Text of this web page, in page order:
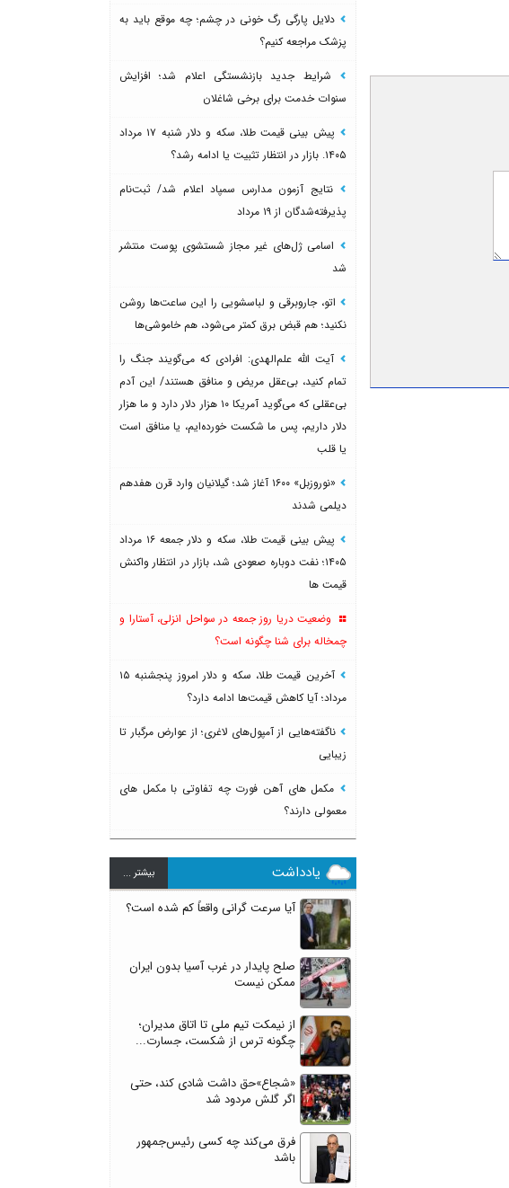
دلایل پارگی رگ خونی در چشم؛ چه موقع باید به
پزشک مراجعه کنیم؟
شرایط جدید بازنشستگی اعلام شد؛ افزایش
سنوات خدمت برای برخی شاغلان
پیش بینی قیمت طلا، سکه و دلار شنبه ۱۷ مرداد
۱۴۰۵. بازار در انتظار تثبیت یا ادامه رشد؟
نتایج آزمون مدارس سمپاد اعلام شد/ ثبت‌نام
پذیرفته‌شدگان از ۱۹ مرداد
اسامی ژل‌های غیر مجاز شستشوی پوست منتشر
شد
اتو، جاروبرقی و لباسشویی را این ساعت‌ها روشن
نکنید؛ هم قبض برق کمتر می‌شود، هم خاموشی‌ها
آیت الله علم‌الهدی: افرادی که می‌گویند جنگ را
تمام کنید، بی‌عقل مریض و منافق هستند/ این آدم
بی‌عقلی که می‌گوید آمریکا ۱۰ هزار دلار دارد و ما هزار
دلار داریم، پس ما شکست خورده‌ایم، یا منافق است
یا قلب
«نوروزبل» ۱۶۰۰ آغاز شد؛ گیلانیان وارد قرن هفدهم
دیلمی شدند
پیش بینی قیمت طلا، سکه و دلار جمعه ۱۶ مرداد
۱۴۰۵؛ نفت دوباره صعودی شد، بازار در انتظار واکنش
قیمت ها
وضعیت دریا روز جمعه در سواحل انزلی، آستارا و
چمخاله برای شنا چگونه است؟
آخرین قیمت طلا، سکه و دلار امروز پنجشنبه ۱۵
مرداد؛ آیا کاهش قیمت‌ها ادامه دارد؟
ناگفته‌هایی از آمپول‌های لاغری؛ از عوارض مرگبار تا
زیبایی
مکمل های آهن فورت چه تفاوتی با مکمل های
معمولی دارند؟
یادداشت بيشتر ...
آیا سرعت گرانی واقعاً کم شده است؟
صلح پایدار در غرب آسیا بدون ایران
ممکن نیست
از نیمکت تیم ملی تا اتاق مدیران؛
چگونه ترس از شکست، جسارت...
«شجاع»حق داشت شادی کند، حتی
اگر گلش مردود شد
فرق می‌کند چه کسی رئیس‌جمهور
باشد